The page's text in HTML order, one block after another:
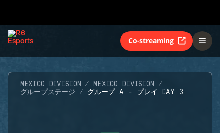
Co-streaming
MEXICO DIVISION
MEXICO DIVISION
グループステージ
グループ A - プレイ DAY 3